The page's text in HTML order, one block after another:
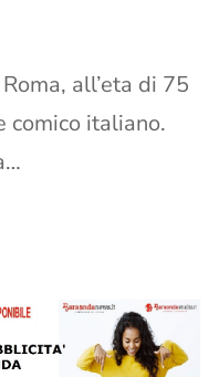
all’eta di 75
comico italiano.